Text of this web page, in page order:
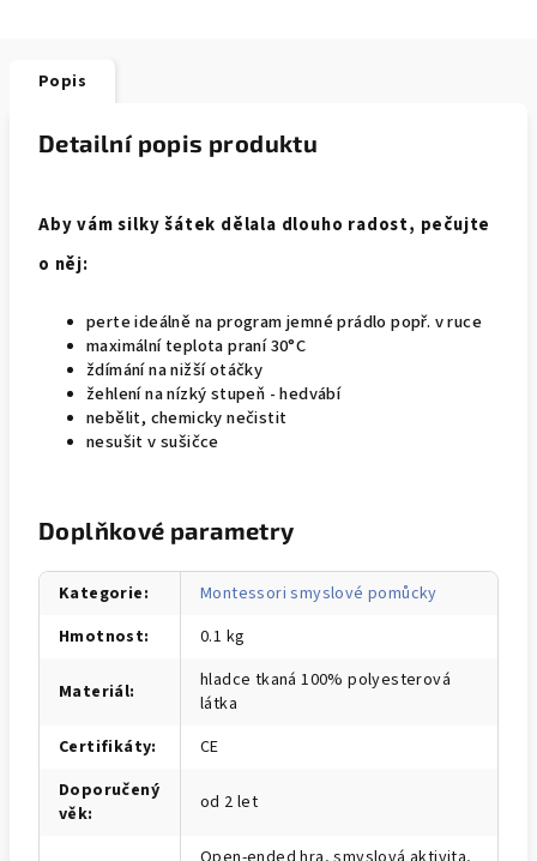
Popis
Detailní popis produktu
Aby vám silky šátek dělala dlouho radost, pečujte
o něj:
perte ideálně na program jemné prádlo popř. v ruce
maximální teplota praní 30°C
ždímání na nižší otáčky
žehlení na nízký stupeň - hedvábí
nebělit, chemicky nečistit
nesušit v sušičce
Doplňkové parametry
Kategorie:
Montessori smyslové pomůcky
Hmotnost: 0.1 kg
Materiál:
hladce tkaná 100% polyesterová
látka
Certifikáty:
CE
Doporučený
věk: od 2 let